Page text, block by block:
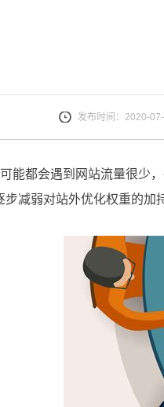
发布时间：2020-
步减弱对站外优化权重的